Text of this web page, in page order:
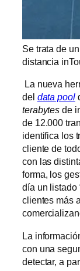
Se trata de
distancia
La nueva
del data pool
terabytes de
de 12.000
identifica los
cliente de
con las
forma, los
día un listado
clientes más
La
con una
detectar, a